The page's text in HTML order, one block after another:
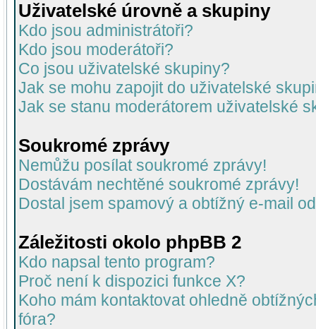
Uživatelské úrovně a skupiny
Kdo jsou administrátoři?
Kdo jsou moderátoři?
Co jsou uživatelské skupiny?
Jak se mohu zapojit do uživatelské
Jak se stanu moderátorem uživatelské
Soukromé zprávy
Nemůžu posílat soukromé zprávy!
Dostávám nechtěné soukromé zprávy!
Dostal jsem spamový a obtížný e-mail
Záležitosti okolo phpBB 2
Kdo napsal tento program?
Proč není k dispozici funkce X?
Koho mám kontaktovat ohledně
fóra?